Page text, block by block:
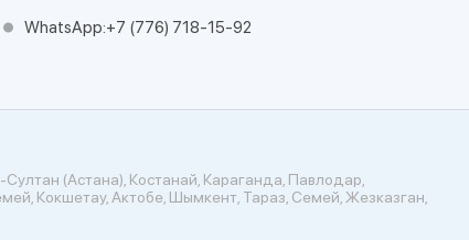
WhatsApp:+7 (776) 718-15-92
(Астана), Костанай, Караганда, Павлодар,
Кокшетау, Актобе, Шымкент, Тараз, Семей, Жезказган,